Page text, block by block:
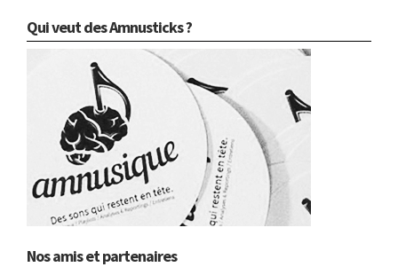
Qui veut des Amnusticks ?
Nos amis et partenaires